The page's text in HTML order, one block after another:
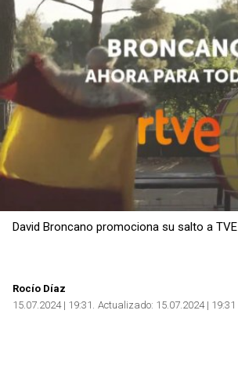
Copiar
David Broncano promociona su salto a TVE
Rocío Díaz
15.07.2024 | 19:31 Actualizado: 15.07.2024 | 19:31